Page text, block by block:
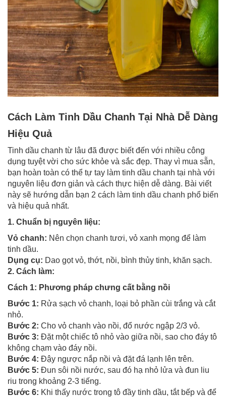
Cách Làm Tinh Dầu Chanh Tại Nhà Dễ Dàng
Hiệu Quả
Tinh dầu chanh từ lâu đã được biết đến với nhiều công
dụng tuyệt vời cho sức khỏe và sắc đẹp. Thay vì mua sẵn,
bạn hoàn toàn có thể tự tay làm tinh dầu chanh tại nhà với
nguyên liệu đơn giản và cách thực hiện dễ dàng. Bài viết
này sẽ hướng dẫn bạn 2 cách làm tinh dầu chanh phổ biến
và hiệu quả nhất.
1. Chuẩn bị nguyên liệu:
Vỏ chanh: Nên chọn chanh tươi, vỏ xanh mọng để làm
tinh dầu.
Dụng cụ: Dao gọt vỏ, thớt, nồi, bình thủy tinh, khăn sạch.
2. Cách làm:
Cách 1: Phương pháp chưng cất bằng nồi
Bước 1: Rửa sạch vỏ chanh, loại bỏ phần cùi trắng và cắt
nhỏ.
Bước 2: Cho vỏ chanh vào nồi, đổ nước ngập 2/3 vỏ.
Bước 3: Đặt một chiếc tô nhỏ vào giữa nồi, sao cho đáy tô
không chạm vào đáy nồi.
Bước 4: Đậy ngược nắp nồi và đặt đá lạnh lên trên.
Bước 5: Đun sôi nồi nước, sau đó hạ nhỏ lửa và đun liu
riu trong khoảng 2-3 tiếng.
Bước 6: Khi thấy nước trong tô đầy tinh dầu, tắt bếp và để